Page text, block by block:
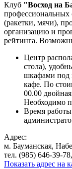
Клуб "Восход на
профессиональных
(ракетки, мячи),
организацию и
рейтинга.
Центр
стола),
шкафами под
кафе. По
00.00
Необходимо
Время
Адрес:
м. Бауманская,
тел. (985) 646-39-
Показать адрес на